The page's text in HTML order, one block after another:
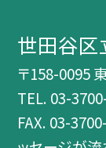
世田谷
〒158-0095
TEL. 03-
FAX. 03-